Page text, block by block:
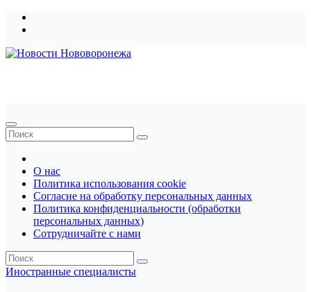
Перейти
О нас
Политика использования cookie
Согласие на обработку персональных данных
Политика конфиденциальности (обработки
персональных данных)
Сотрудничайте с нами
Иностранные специалисты